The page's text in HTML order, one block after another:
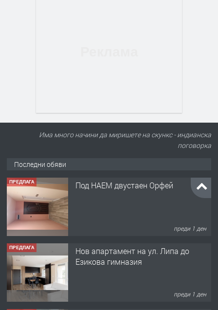
Има много начини да миришете на скункс - индианска
поговорка
Последни обяви
Под НАЕМ двустаен Орфей
ПРЕДЛАГА
Нов апартамент на ул. Липа до
преди 1 ден
ПРЕДЛАГА
🔑 ОБЗАВЕДЕНА ГАРСОНИЕРА ПОД
НАЕМ В КВ. „ОРФЕЙ“ – ДО
преди 3 дни